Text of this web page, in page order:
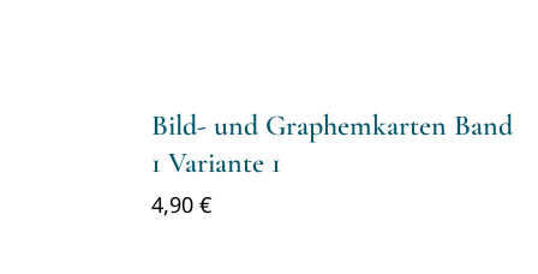
Bild- und Graphemkarten Band
1 Variante 1
4,90 €